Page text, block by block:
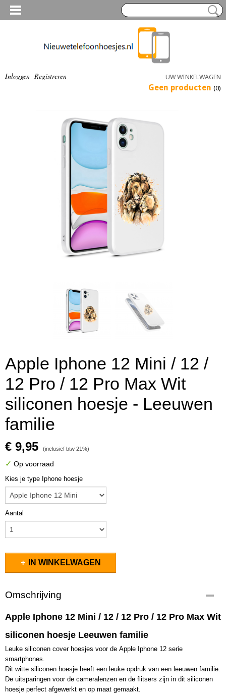
Inloggen Registreren UW WINKELWAGEN
Geen producten (0)
Apple Iphone 12 Mini / 12 /
12 Pro / 12 Pro Max Wit
siliconen hoesje - Leeuwen
familie
€ 9,95 (inclusief btw 21%)
✓ Op voorraad
Kies je type Iphone hoesje
Aantal
IN WINKELWAGEN
Omschrijving
Apple Iphone 12 Mini / 12 / 12 Pro / 12 Pro Max Wit
siliconen hoesje Leeuwen familie
Leuke siliconen cover hoesjes voor de Apple Iphone 12 serie
smartphones.
Dit witte siliconen hoesje heeft een leuke opdruk van een leeuwen familie.
De uitsparingen voor de cameralenzen en de flitsers zijn in dit siliconen
hoesje perfect afgewerkt en op maat gemaakt.